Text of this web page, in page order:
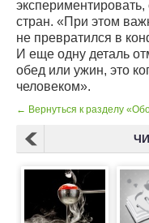
стран. «При этом
не превратился в
И еще одну деталь
обед или ужин, это
человеком».
← Вернуться к разделу